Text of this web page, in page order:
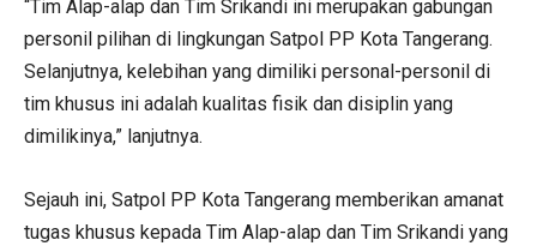
“Tim Alap-alap dan Tim Srikandi ini merupakan gabungan
personil pilihan di lingkungan Satpol PP Kota Tangerang.
Selanjutnya, kelebihan yang dimiliki personal-personil di
tim khusus ini adalah kualitas fisik dan disiplin yang
dimilikinya,” lanjutnya.
Sejauh ini, Satpol PP Kota Tangerang memberikan amanat
tugas khusus kepada Tim Alap-alap dan Tim Srikandi yang